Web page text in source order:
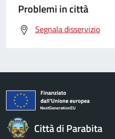
Problemi in città
Segnala disservizio
Città di Parabita